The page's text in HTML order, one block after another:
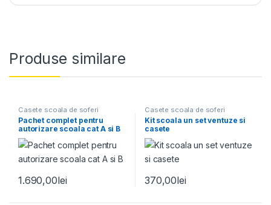
Produse similare
Casete scoala de soferi
Pachet complet pentru
autorizare scoala cat A si B
1.690,00lei
Casete scoala de soferi
Kit scoala un set ventuze si
casete
370,00lei